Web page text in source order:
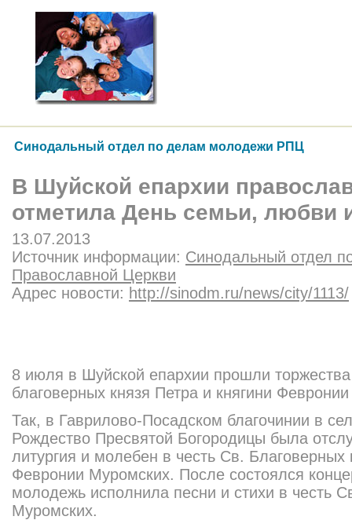
Синодальный отдел по делам молодежи РПЦ
В Шуйской епархии
отметила День семьи, любви
13.07.2013
Источник информации: Синодальный отдел
Православной Церкви
Адрес новости: http://sinodm.ru/news/city/1113/
8 июля в Шуйской епархии прошли торжества
благоверных князя Петра и княгини
Так, в Гаврилово-Посадском благочинии в
Рождество Пресвятой Богородицы была
литургия и молебен в честь Св. Благоверных
Февронии Муромских. После состоялся
молодежь исполнила песни и стихи в честь
Муромских.